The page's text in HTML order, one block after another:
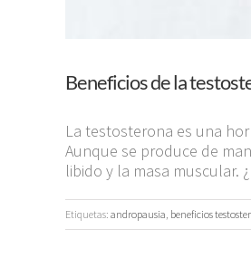
Beneficios de la
La testosterona es una
Aunque se produce de
libido y la masa muscular.
Etiquetas: andropausia, beneficios